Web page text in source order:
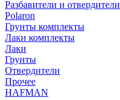
Разбавители и отвердители
Polaron
Грунты комплекты
Лаки комплекты
Лаки
Грунты
Отвердители
Прочее
HAFMAN